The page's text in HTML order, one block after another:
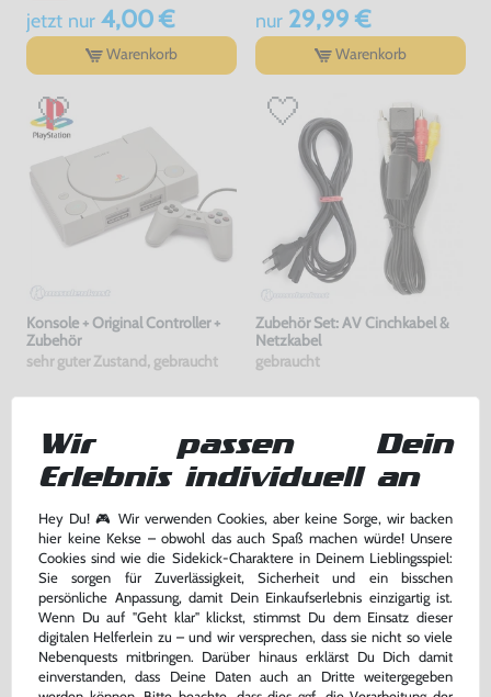
jetzt nur4,00 €
Warenkorb
nur29,99 €
Warenkorb
Konsole + Original Controller +
Zubehör
sehr guter Zustand, gebraucht
Zubehör Set: AV Cinchkabel &
Netzkabel
gebraucht
Warenkorb
DAS HABEN ANDERE DAZU
GEKAUFT
Wir passen Dein
Erlebnis individuell an
Hey Du! 🎮 Wir verwenden Cookies, aber keine Sorge, wir backen
hier keine Kekse – obwohl das auch Spaß machen würde! Unsere
Cookies sind wie die Sidekick-Charaktere in Deinem Lieblingsspiel:
Sie sorgen für Zuverlässigkeit, Sicherheit und ein bisschen
persönliche Anpassung, damit Dein Einkaufserlebnis einzigartig ist.
Wenn Du auf "Geht klar" klickst, stimmst Du dem Einsatz dieser
digitalen Helferlein zu – und wir versprechen, dass sie nicht so viele
Nebenquests mitbringen. Darüber hinaus erklärst Du Dich damit
einverstanden, dass Deine Daten auch an Dritte weitergegeben